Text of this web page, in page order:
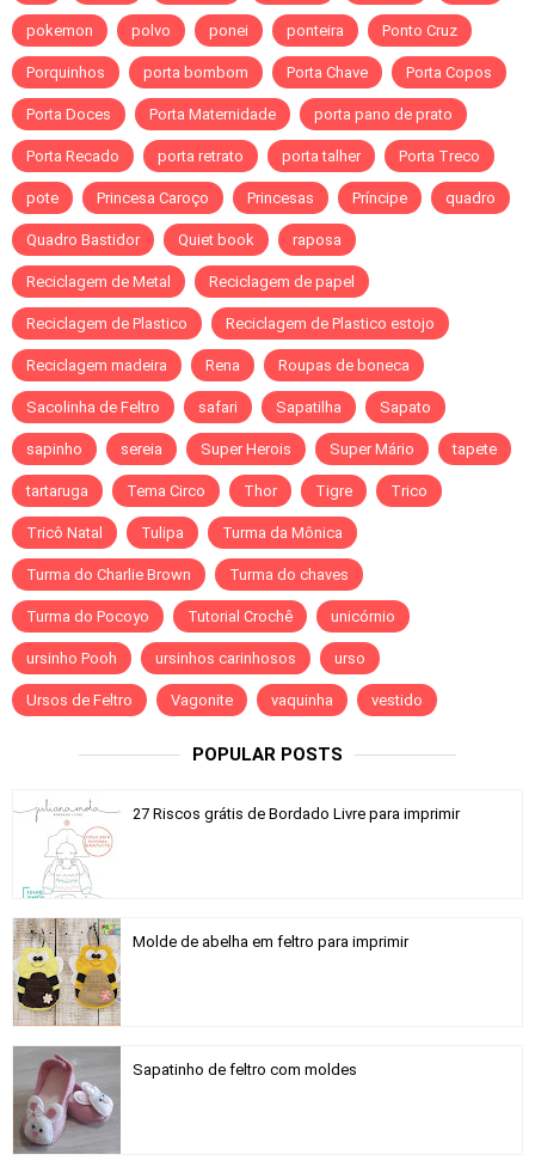
pokemon polvo ponei ponteira Ponto Cruz
Porquinhos porta bombom Porta Chave Porta Copos
Porta Doces Porta Maternidade porta pano de prato
Porta Recado porta retrato porta talher Porta Treco
pote Princesa Caroço Princesas Príncipe quadro
Quadro Bastidor Quiet book raposa
Reciclagem de Metal Reciclagem de papel
Reciclagem de Plastico Reciclagem de Plastico estojo
Reciclagem madeira Rena Roupas de boneca
Sacolinha de Feltro safari Sapatilha Sapato
sapinho sereia Super Herois Super Mário tapete
tartaruga Tema Circo Thor Tigre Trico
Tricô Natal Tulipa Turma da Mônica
Turma do Charlie Brown Turma do chaves
Turma do Pocoyo Tutorial Crochê unicórnio
ursinho Pooh ursinhos carinhosos urso
Ursos de Feltro Vagonite vaquinha vestido
POPULAR POSTS
27 Riscos grátis de Bordado Livre para imprimir
Molde de abelha em feltro para imprimir
Sapatinho de feltro com moldes